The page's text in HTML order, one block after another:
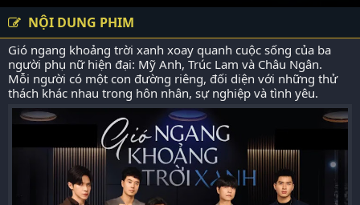
NỘI DUNG PHIM
Gió ngang khoảng trời xanh xoay quanh cuộc sống của ba
người phụ nữ hiện đại: Mỹ Anh, Trúc Lam và Châu Ngân.
Mỗi người có một con đường riêng, đối diện với những thử
thách khác nhau trong hôn nhân, sự nghiệp và tình yêu.